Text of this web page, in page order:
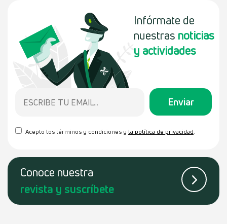
Infórmate de
nuestras noticias
y actividades
Acepto los términos y condiciones y la política de privacidad.
Conoce nuestra
revista y suscríbete